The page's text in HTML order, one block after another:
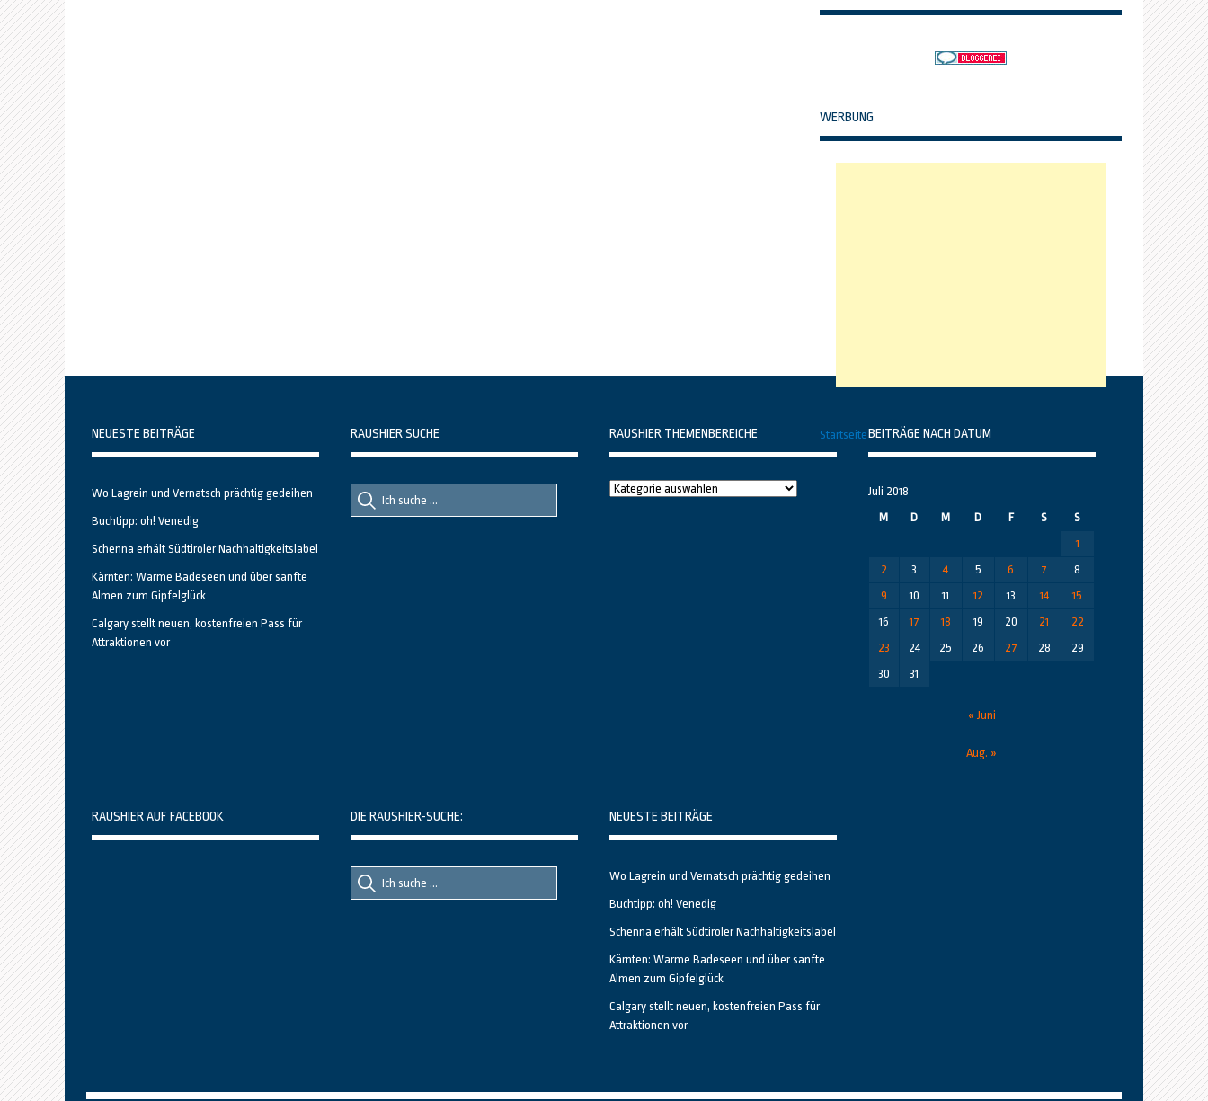
WERBUNG
Startseite
NEUESTE BEITRÄGE
Wo Lagrein und Vernatsch prächtig gedeihen
Buchtipp: oh! Venedig
Schenna erhält Südtiroler Nachhaltigkeitslabel
Kärnten: Warme Badeseen und über sanfte
Almen zum Gipfelglück
Calgary stellt neuen, kostenfreien Pass für
Attraktionen vor
RAUSHIER SUCHE
Suche
nach::
Suche
nach:
RAUSHIER THEMENBEREICHE
Raushier
BEITRÄGE NACH DATUM
Juli 2018
M
D M D F S
S
1
2
3 4 5 6 7
8
9
10 11 12 13 14
15
16
17 18 19 20 21
22
23
24 25 26 27 28
29
30
31
« Juni
Aug. »
RAUSHIER AUF FACEBOOK DIE RAUSHIER-SUCHE:
Suche
nach::
Suche
nach:
NEUESTE BEITRÄGE
Wo Lagrein und Vernatsch prächtig gedeihen
Buchtipp: oh! Venedig
Schenna erhält Südtiroler Nachhaltigkeitslabel
Kärnten: Warme Badeseen und über sanfte
Almen zum Gipfelglück
Calgary stellt neuen, kostenfreien Pass für
Attraktionen vor